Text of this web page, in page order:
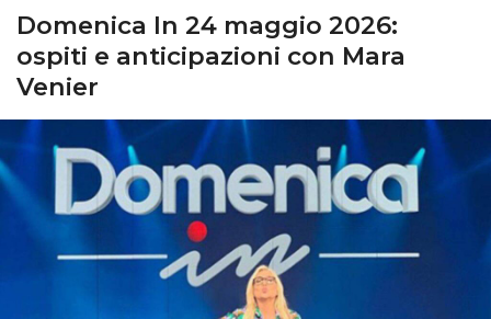
Domenica In 24 maggio 2026:
ospiti e anticipazioni con Mara
Venier